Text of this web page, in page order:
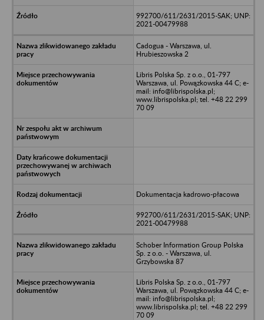
992700/611/2631/2015-SAK; UNP:
2021-00479988
Cadogua - Warszawa, ul.
Hrubieszowska 2
Libris Polska Sp. z o.o., 01-797
Warszawa, ul. Powązkowska 44 C; e-
mail: info@librispolska.pl;
www.librispolska.pl; tel. +48 22 299
70 09
Dokumentacja kadrowo-płacowa
992700/611/2631/2015-SAK; UNP:
2021-00479988
Schober Information Group Polska
Sp. z o.o. - Warszawa, ul.
Grzybowska 87
Libris Polska Sp. z o.o., 01-797
Warszawa, ul. Powązkowska 44 C; e-
mail: info@librispolska.pl;
www.librispolska.pl; tel. +48 22 299
70 09